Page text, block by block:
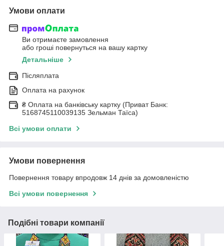
Умови оплати
Ви отримаєте замовлення
або гроші повернуться на вашу картку
Детальніше
Післяплата
Оплата на рахунок
₴ Оплата на банківську картку (Приват Банк:
5168745110039135 Зельман Таїса)
Всі умови оплати
Умови повернення
Повернення товару впродовж 14 днів за домовленістю
Всі умови повернення
Подібні товари компанії